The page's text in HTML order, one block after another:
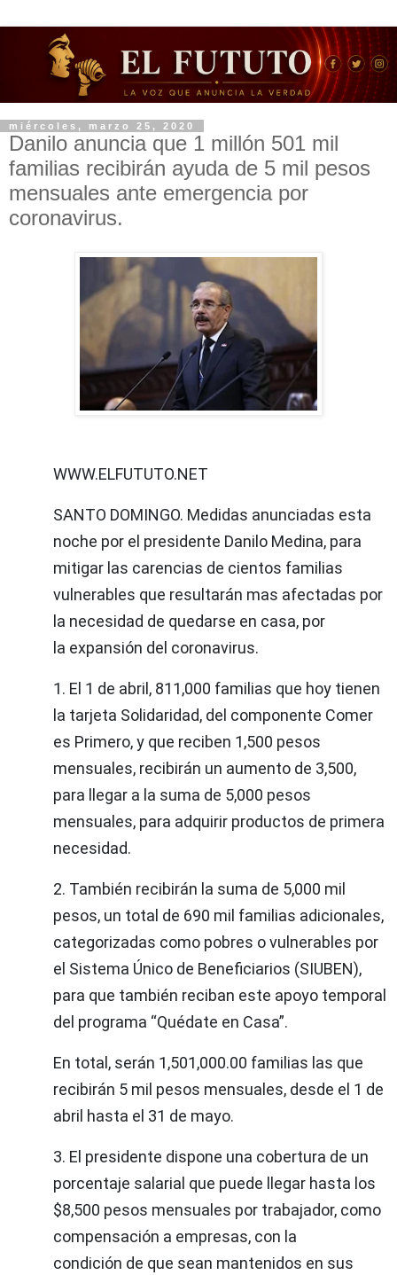
miércoles, marzo 25, 2020
Danilo anuncia que 1 millón 501 mil
familias recibirán ayuda de 5 mil pesos
mensuales ante emergencia por
coronavirus.
WWW.ELFUTUTO.NET
SANTO DOMINGO. Medidas anunciadas esta
noche por el presidente Danilo Medina, para
mitigar las carencias de cientos familias
vulnerables que resultarán mas afectadas por
la necesidad de quedarse en casa, por
la expansión del coronavirus.
1. El 1 de abril, 811,000 familias que hoy tienen
la tarjeta Solidaridad, del componente Comer
es Primero, y que reciben 1,500 pesos
mensuales, recibirán un aumento de 3,500,
para llegar a la suma de 5,000 pesos
mensuales, para adquirir productos de primera
necesidad.
2. También recibirán la suma de 5,000 mil
pesos, un total de 690 mil familias adicionales,
categorizadas como pobres o vulnerables por
el Sistema Único de Beneficiarios (SIUBEN),
para que también reciban este apoyo temporal
del programa “Quédate en Casa”.
En total, serán 1,501,000.00 familias las que
recibirán 5 mil pesos mensuales, desde el 1 de
abril hasta el 31 de mayo.
3. El presidente dispone una cobertura de un
porcentaje salarial que puede llegar hasta los
$8,500 pesos mensuales por trabajador, como
compensación a empresas, con la
condición de que sean mantenidos en sus